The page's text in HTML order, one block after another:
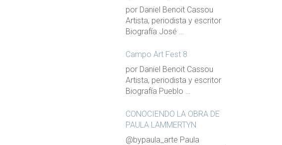
por Daniel Benoit Cassou
Artista, periodista y escritor
Biografía José …
Campo Art Fest 8
por Daniel Benoit Cassou
Artista, periodista y escritor
Biografía Pueblo …
CONOCIENDO LA OBRA DE
PAULA LAMMERTYN
@bypaula_arte Paula